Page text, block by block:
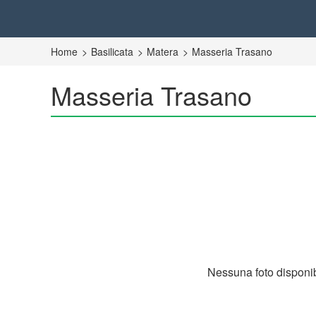
Home Basilicata Matera Masseria Trasano
Masseria Trasano
Nessuna foto